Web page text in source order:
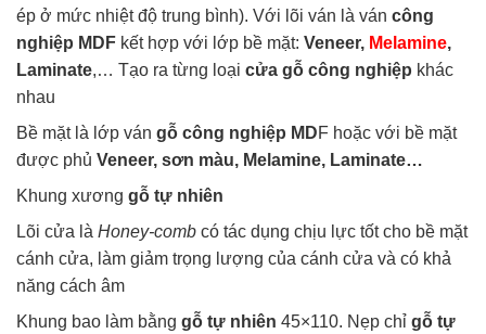
ép ở mức nhiệt độ trung bình). Với lõi ván là ván công
nghiệp MDF kết hợp với lớp bề mặt: Veneer, Melamine,
Laminate,… Tạo ra từng loại cửa gỗ công nghiệp khác
nhau
Bề mặt là lớp ván gỗ công nghiệp MDF hoặc với bề mặt
được phủ Veneer, sơn màu, Melamine, Laminate…
Khung xương gỗ tự nhiên
Lõi cửa là Honey-comb có tác dụng chịu lực tốt cho bề mặt
cánh cửa, làm giảm trọng lượng của cánh cửa và có khả
năng cách âm
Khung bao làm bằng gỗ tự nhiên 45×110. Nẹp chỉ gỗ tự